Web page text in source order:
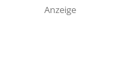
Anzeige